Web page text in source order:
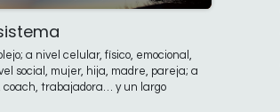
a nivel celular, físico, emocional,
social, mujer, hija, madre, pareja; a
coach, trabajadora… y un largo